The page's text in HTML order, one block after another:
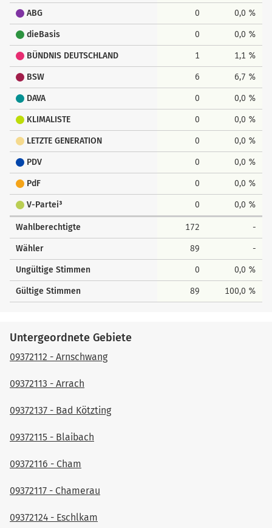
ABG 0 0,0 %
dieBasis 0 0,0 %
BÜNDNIS DEUTSCHLAND 1 1,1 %
BSW 6 6,7 %
DAVA 0 0,0 %
KLIMALISTE 0 0,0 %
LETZTE GENERATION 0 0,0 %
PDV 0 0,0 %
PdF 0 0,0 %
V-Partei³ 0 0,0 %
Wahlberechtigte 172 -
Wähler 89 -
Ungültige Stimmen 0 0,0 %
Gültige Stimmen 89 100,0 %
Untergeordnete Gebiete
09372112 - Arnschwang
09372113 - Arrach
09372137 - Bad Kötzting
09372115 - Blaibach
09372116 - Cham
09372117 - Chamerau
09372124 - Eschlkam